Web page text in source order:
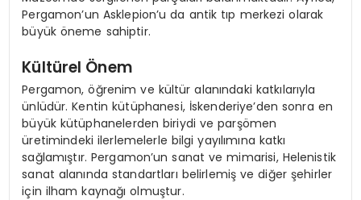
Pergamon’un Asklepion’u da antik tıp merkezi olarak
büyük öneme sahiptir.
Kültürel Önem
Pergamon, öğrenim ve kültür alanındaki katkılarıyla
ünlüdür. Kentin kütüphanesi, İskenderiye’den sonra en
büyük kütüphanelerden biriydi ve parşömen
üretimindeki ilerlemelerle bilgi yayılımına katkı
sağlamıştır. Pergamon’un sanat ve mimarisi, Helenistik
sanat alanında standartları belirlemiş ve diğer şehirler
için ilham kaynağı olmuştur.